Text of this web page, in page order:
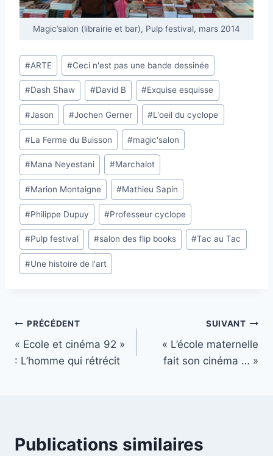
Magic’salon (librairie et bar), Pulp festival, mars 2014
Étiquettes
de
la
publication :
#ARTE #Ceci n'est pas une bande dessinée
#Dash Shaw #David B #Exquise esquisse
#Jason #Jochen Gerner #L'oeil du cyclope
#La Ferme du Buisson #magic'salon
#Mana Neyestani #Marchalot
#Marion Montaigne #Mathieu Sapin
#Philippe Dupuy #Professeur cyclope
#Pulp festival #salon des flip books #Tac au Tac
#Une histoire de l'art
Navigation
de
PRÉCÉDENT
« Ecole et cinéma 92 »
: L’homme qui rétrécit
SUIVANT
« L’école maternelle
fait son cinéma … »
Publications similaires